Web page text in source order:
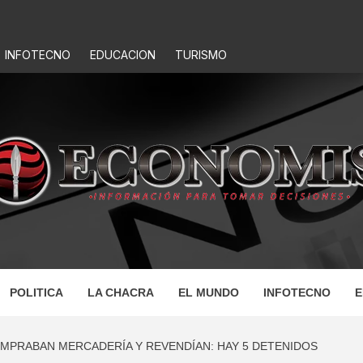
INFOTECNO EDUCACION TURISMO
POLITICA LA CHACRA EL MUNDO INFOTECNO
MERCADERÍA Y REVENDÍAN: HAY 5 DETENIDOS